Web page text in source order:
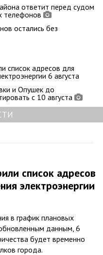
ответит перед судом
телефонов
остались без
список адресов для
6 августа
и Опушек до
с 10 августа
список адресов
электроэнергии
в график плановых
данным, 6
будет временно
города.